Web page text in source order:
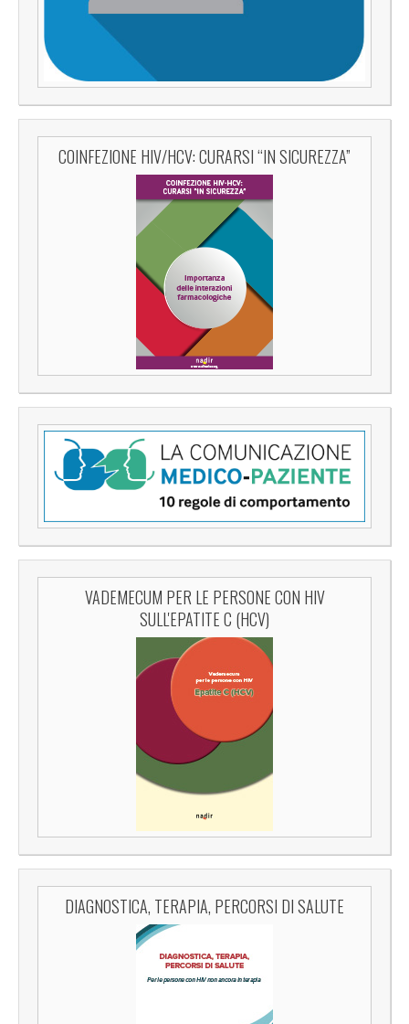
COINFEZIONE HIV/HCV: CURARSI “IN SICUREZZA”
VADEMECUM PER LE PERSONE CON HIV
SULL'EPATITE C (HCV)
DIAGNOSTICA, TERAPIA, PERCORSI DI SALUTE